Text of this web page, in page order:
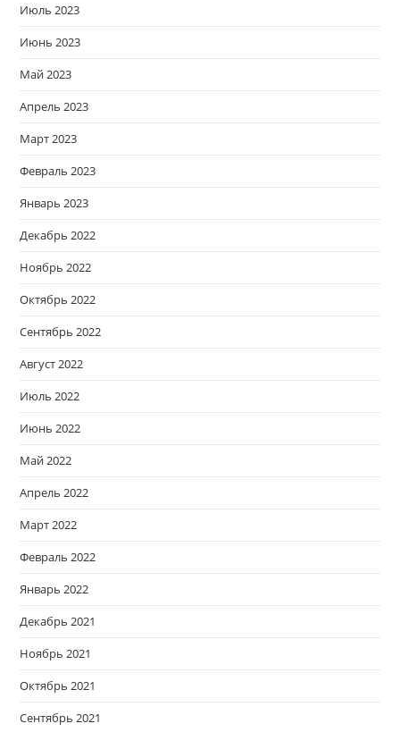
Июль 2023
Июнь 2023
Май 2023
Апрель 2023
Март 2023
Февраль 2023
Январь 2023
Декабрь 2022
Ноябрь 2022
Октябрь 2022
Сентябрь 2022
Август 2022
Июль 2022
Июнь 2022
Май 2022
Апрель 2022
Март 2022
Февраль 2022
Январь 2022
Декабрь 2021
Ноябрь 2021
Октябрь 2021
Сентябрь 2021